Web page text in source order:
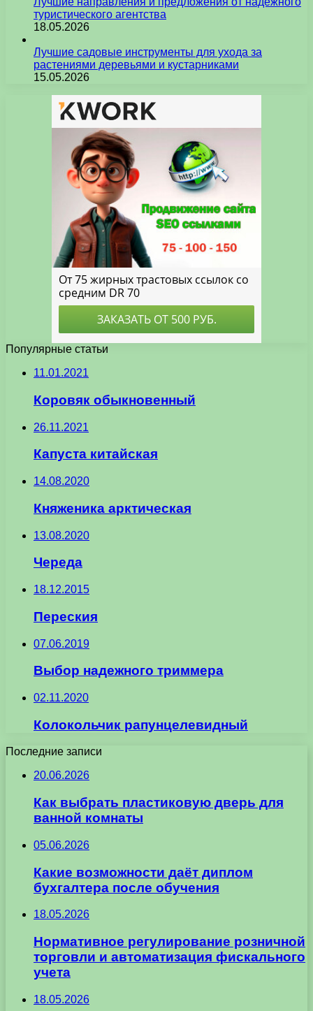
туристического агентства
18.05.2026
Лучшие садовые инструменты для ухода за
растениями деревьями и кустарниками
15.05.2026
Популярные статьи
11.01.2021
Коровяк обыкновенный
26.11.2021
Капуста китайская
14.08.2020
Княженика арктическая
13.08.2020
Череда
18.12.2015
Переския
07.06.2019
Выбор надежного триммера
02.11.2020
Колокольчик рапунцелевидный
Последние записи
20.06.2026
Как выбрать пластиковую дверь для
ванной комнаты
05.06.2026
Какие возможности даёт диплом
бухгалтера после обучения
18.05.2026
Нормативное регулирование розничной
торговли и автоматизация фискального
учета
18.05.2026